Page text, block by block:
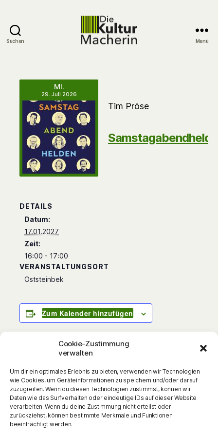
Cookie-Zustimmung
verwalten
Um dir ein optimales Erlebnis zu bieten, verwenden wir Technologien
wie Cookies, um Geräteinformationen zu speichern und/oder darauf
zuzugreifen. Wenn du diesen Technologien zustimmst, können wir
Daten wie das Surfverhalten oder eindeutige IDs auf dieser Website
verarbeiten. Wenn du deine Zustimmung nicht erteilst oder
zurückziehst, können bestimmte Merkmale und Funktionen
beeinträchtigt werden.
Suchen Menü
MI.
29. Juli 2026
Tim Pröse
DETAILS
Datum:
17.01.2027
Zeit:
16:00 - 17:00
VERANSTALTUNGSORT
Oststeinbek
Zum Kalender hinzufügen
Tim Pröse spürt dem Gefühl einer ganzen
Generation, einer Epoche nach und porträtiert
die großen Entertainer, Schauspieler,
Künstler, mit denen wir aufwuchsen, die uns
begleitet, geprägt, erheitert und über viele